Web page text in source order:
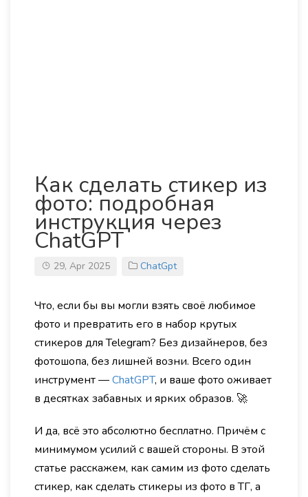
Как сделать стикер из
фото: подробная
инструкция через
ChatGPT
29, Apr 2025 ChatGpt
Что, если бы вы могли взять своё любимое
фото и превратить его в набор крутых
стикеров для Telegram? Без дизайнеров, без
фотошопа, без лишней возни. Всего один
инструмент —ChatGPT, и ваше фото оживает
в десятках забавных и ярких образов. 🚀
И да, всё это абсолютно бесплатно. Причём с
минимумом усилий с вашей стороны. В этой
статье расскажем, как самим из фото сделать
стикер, как сделать стикеры из фото в ТГ, а